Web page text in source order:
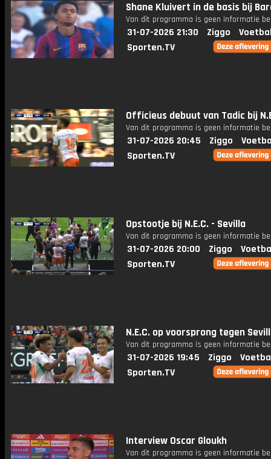
Shane Kluivert in de basis bij
Van dit programma is geen informatie
31-07-2026 21:30 Ziggo
Sporten.TV
Officieus debuut van Tadic bij
Van dit programma is geen informatie
31-07-2026 20:45 Ziggo
Sporten.TV
Opstootje bij N.E.C. - Sevilla
Van dit programma is geen informatie
31-07-2026 20:00 Ziggo
Sporten.TV
N.E.C. op voorsprong tegen
Van dit programma is geen informatie
31-07-2026 19:45 Ziggo
Sporten.TV
Interview Oscar Gloukh
Van dit programma is geen informatie